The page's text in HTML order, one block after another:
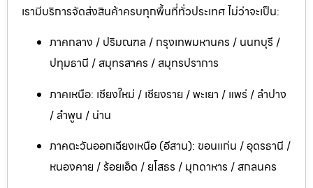
เรามีบริการจัดส่งสินค้าครบทุกพื้นที่ทั่วประเทศ ไม่ว่าจะเป็น:
ภาคกลาง / ปริมณฑล / กรุงเทพมหานคร / นนทบุรี /
ปทุมธานี / สมุทรสาคร / สมุทรปราการ
ภาคเหนือ: เชียงใหม่ / เชียงราย / พะเยา / แพร่ / ลำปาง
/ ลำพูน / น่าน
ภาคตะวันออกเฉียงเหนือ (อีสาน): ขอนแก่น / อุดรธานี /
หนองคาย / ร้อยเอ็ด / ยโสธร / มุกดาหาร / สกลนคร